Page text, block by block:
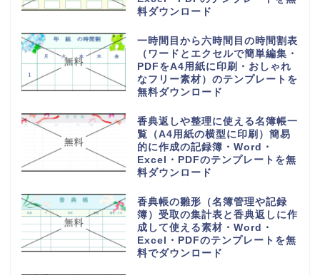
料ダウンロード
一時間目から六時間目の時間割表
（ワードとエクセルで簡単編集・
PDFをA4用紙に印刷・おしゃれ
なフリー素材）のテンプレートを
無料ダウンロード
香典返しや整理に使える名簿帳一
覧（A4用紙の横型に印刷）簡易
的に作成の記録簿・Word・
Excel・PDFのテンプレートを無
料ダウンロード
香典帳の雛形（名簿管理や記録
簿）受取の集計表と香典返しに作
成して使える素材・Word・
Excel・PDFのテンプレートを無
料でダウンロード